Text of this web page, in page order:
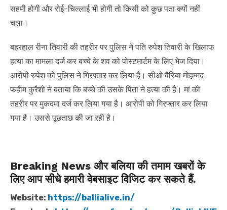
सहमी होगी और रोई-चिल्लाई भी होगी तो किसी को कुछ पता क्यों नहीं
चला।
बहरहाल रीना तिवारी की तहरीर पर पुलिस ने पति रुपेश तिवारी के खिलाफ
हत्या का मामला दर्ज कर बच्चे के शव को पोस्टमार्टम के लिए भेज दिया।
आरोपी रुपेश को पुलिस ने गिरफ्तार कर लिया है। सीओ बैरिया मोहम्मद
फहीम कुरैशी ने बताया कि बच्चे की उसके पिता ने हत्या की है। मां की
तहरीर पर मुकदमा दर्ज कर लिया गया है। आरोपी को गिरफ्तार कर लिया
गया है। उससे पूछताछ की जा रही है।
Breaking News और बलिया की तमाम खबरों के
लिए आप सीधे हमारी वेबसाइट विजिट कर सकते हैं.
Website: https://ballialive.in/